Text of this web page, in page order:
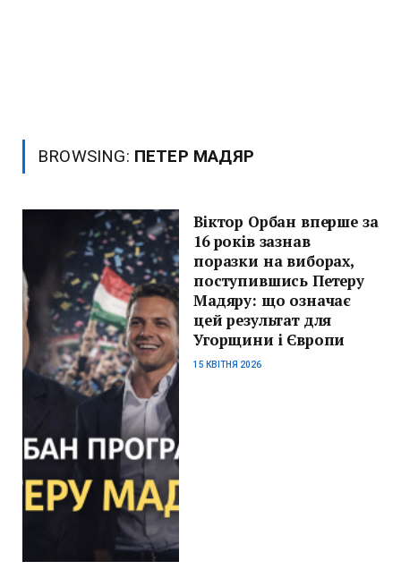
BROWSING: ПЕТЕР МАДЯР
Віктор Орбан вперше за
16 років зазнав
поразки на виборах,
поступившись Петеру
Мадяру: що означає
цей результат для
Угорщини і Європи
15 КВІТНЯ 2026